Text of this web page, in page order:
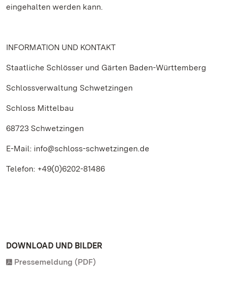
eingehalten werden kann.
INFORMATION UND KONTAKT
Staatliche Schlösser und Gärten Baden-Württemberg
Schlossverwaltung Schwetzingen
Schloss Mittelbau
68723 Schwetzingen
E-Mail: info@schloss-schwetzingen.de
Telefon: +49(0)6202-81486
DOWNLOAD UND BILDER
Pressemeldung (PDF)